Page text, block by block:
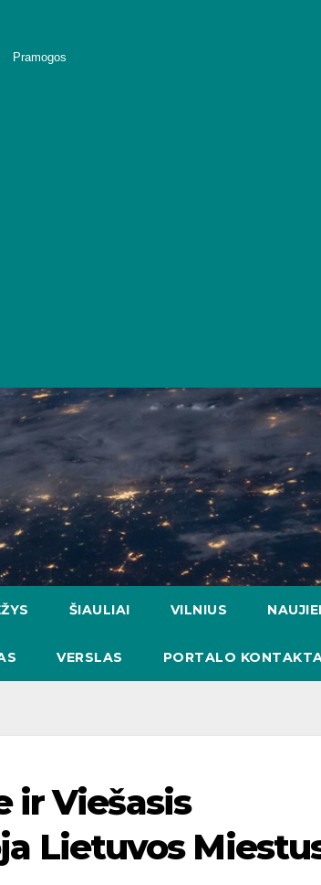
Pramogos
ŠIAULIAI VILNIUS
VERSLAS PORTALO
ir Viešasis
Lietuvos